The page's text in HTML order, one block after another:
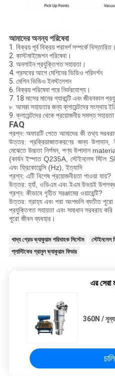
আমাদের অনন্য পরিষেবা
1. বিক্রয় পূর্ব বিক্রয় পরামর্শ সম্পর্কে বিস্তারিত।
2. কাস্টমাইজেশন পরিষেবা।
3. অনলাইন প্রযুক্তিগত সহায়তা।
4. প্রসবের আগে মেশিনের ভিডিও পরিদর্শন
5. মেশিন ভিডিও ইনস্টলেশন
6. বিক্রয় পরিষেবা পরে নির্ভরযোগ্য।
7. 18 মাসের মানের গ্যারান্টি এবং জীবনকাল
৮. আমরা সহায়তার জন্য ক্লায়েন্টদের সংস্থায়
9. ক্লায়েন্টদের থেকে প্রয়োজনীয় সমস্ত
FAQ
প্রশ্ন: অফারটি পেতে আমাদের কী তথ্য
উত্তর: প্রক্রিয়াজাতকরণের জন্য উপাদান,
মেঝেতে উচ্চতা নির্গমন, পণ্য উপাদান
(কার্বন ইস্পাত Q235A, স্টেইনলেস
এবং ফ্রিকোয়েন্সি (Hz), ইত্যাদি
প্রশ্ন: এটি বিশেষ প্রয়োজনীয়তা পাওয়া যায়?
উত্তর: হ্যাঁ, ওডিএম এবং ইএম উভয়ই উপলব্ধ
প্রশ্ন: কীভাবে গৃহীত সরঞ্জামের ওয়ারেন্টি?
উত্তর: গ্রাহ্য এবং পরা অংশগুলি ব্যতীত
প্রযুক্তিগত সহায়তা এবং সমাধান সরবরাহ করি
পুরো জীবন ব্যবহার।
খাদ্য গ্রেড ভ্যাকুয়াম পরিবাহক সিস্টেম
স্টেইনলেস
প্লাস্টিকের গ্রানুল ভ্যাকুয়াম ফিডার
এর সেরা
360N /